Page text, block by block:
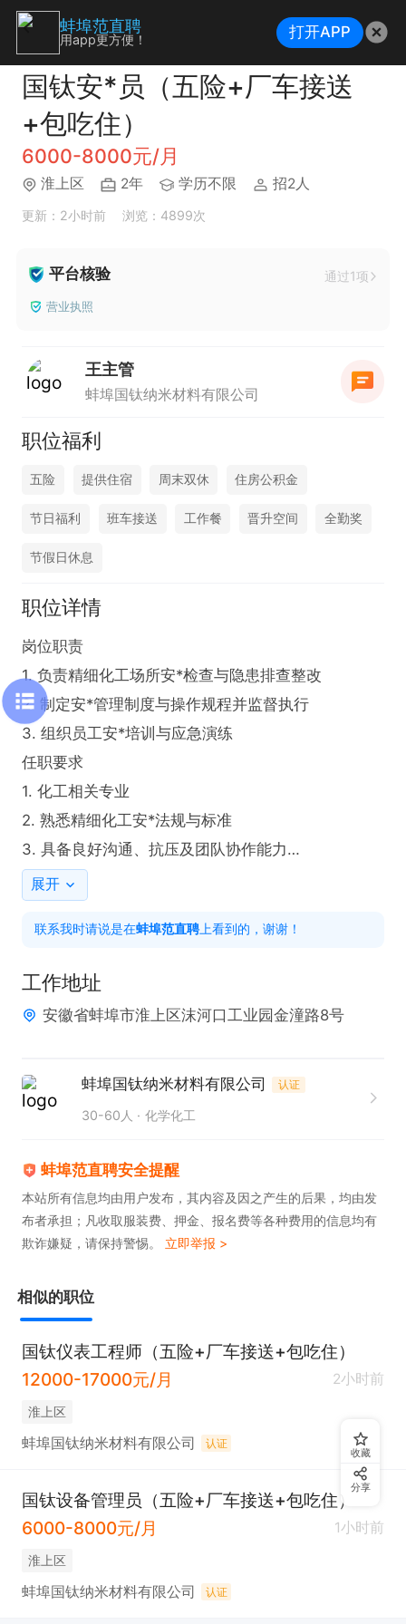
国钛安*员（五险+厂车接送
+包吃住）
6000-8000元/月
淮上区 2年 学历不限 招2人
更新：2小时前 浏览：4899次
平台核验 通过1项
营业执照
王主管
蚌埠国钛纳米材料有限公司
职位福利
五险 提供住宿 周末双休 住房公积金
节日福利 班车接送 工作餐 晋升空间 全勤奖
节假日休息
职位详情
岗位职责
1. 负责精细化工场所安*检查与隐患排查整改
2. 制定安*管理制度与操作规程并监督执行
3. 组织员工安*培训与应急演练
任职要求
1. 化工相关专业
2. 熟悉精细化工安*法规与标准
3. 具备良好沟通、抗压及团队协作能力
4. 有化工行业安*管理经验者
联系我时请说是在蚌埠范直聘上看到的，谢谢！
展开
联系我时请说是在蚌埠范直聘上看到的，谢谢！
工作地址
安徽省蚌埠市淮上区沫河口工业园金潼路8号
蚌埠国钛纳米材料有限公司 认证
30-60人 化学化工
蚌埠范直聘安全提醒
本站所有信息均由用户发布，其内容及因之产生的后果，均由发
布者承担；凡收取服装费、押金、报名费等各种费用的信息均有
欺诈嫌疑，请保持警惕。 立即举报 >
相似的职位
国钛仪表工程师（五险+厂车接送+包吃住）
12000-17000元/月
2小时前
淮上区
蚌埠国钛纳米材料有限公司 认证
国钛设备管理员（五险+厂车接送+包吃住）
6000-8000元/月
1小时前
淮上区
蚌埠国钛纳米材料有限公司 认证
收藏
分享
蚌埠范直聘
用app更方便！ 打开APP